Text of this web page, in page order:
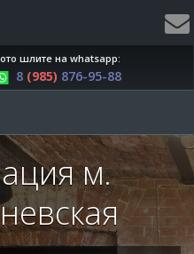
шлите на whatsapp:
8 (985) 876-95-88
м.